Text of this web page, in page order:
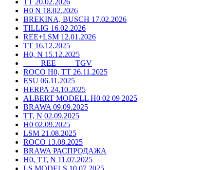
H0 N 18.02.2026
BREKINA, BUSCH 17.02.2026
TILLIG 16.02.2026
REE+LSM 12.01.2026
TT 16.12.2025
H0, N 15.12.2025
____ REE ____ TGV
ROCO H0, TT 26.11.2025
ESU 06.11.2025
HERPA 24.10.2025
ALBERT MODELL H0 02 09 2025
BRAWA 09.09.2025
TT, N 02.09.2025
H0 02.09.2025
LSM 21.08.2025
ROCO 13.08.2025
BRAWA РАСПРОДАЖА
H0, TT, N 11.07.2025
LS MODELS 10.07.2025